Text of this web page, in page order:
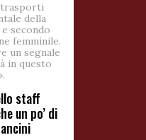
trasporti
della
secondo
femminile.
un segnale
in questo
staff
un po’ di